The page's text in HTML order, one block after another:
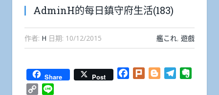
AdminH的每日鎮守府生活(183)
作者: H 日期: 10/12/2015 艦これ, 遊戲
Share Post Facebook
Plurk BloggerTelegram
Copy